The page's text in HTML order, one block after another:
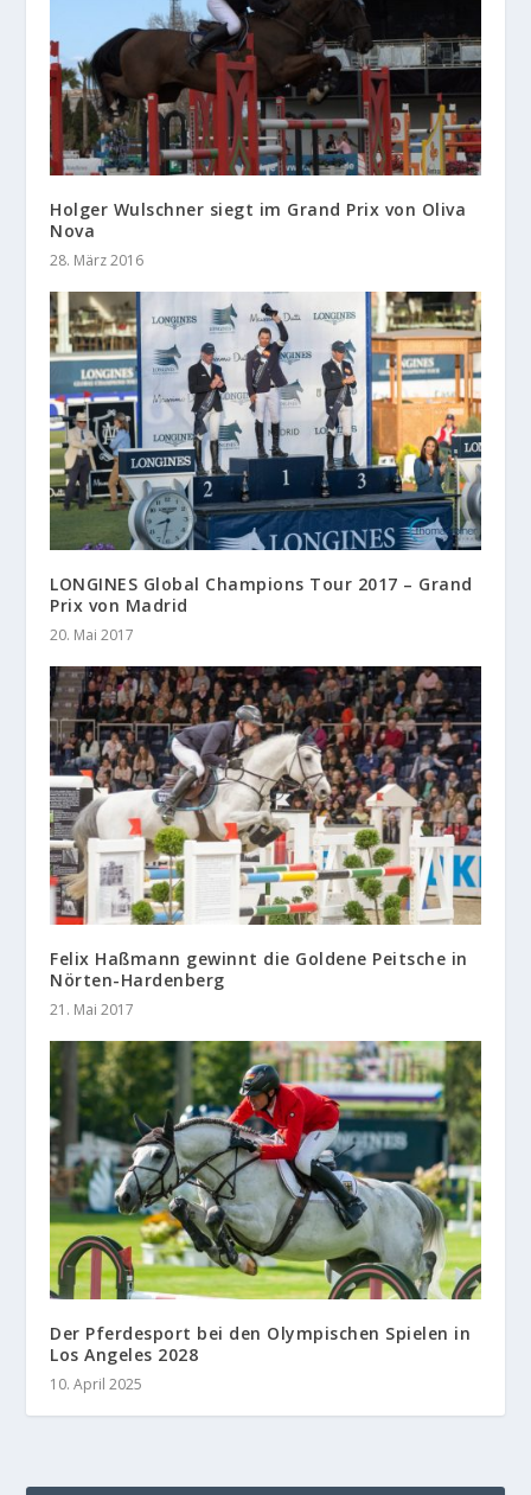
Holger Wulschner siegt im Grand Prix von Oliva
Nova
28. März 2016
LONGINES Global Champions Tour 2017 – Grand
Prix von Madrid
20. Mai 2017
Felix Haßmann gewinnt die Goldene Peitsche in
Nörten-Hardenberg
21. Mai 2017
Der Pferdesport bei den Olympischen Spielen in
Los Angeles 2028
10. April 2025